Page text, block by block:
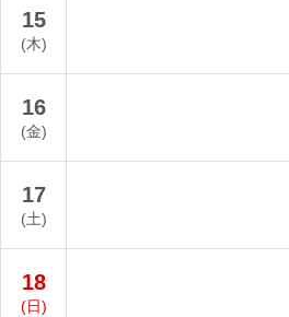
15
(木)
16
(金)
17
(土)
18
(日)